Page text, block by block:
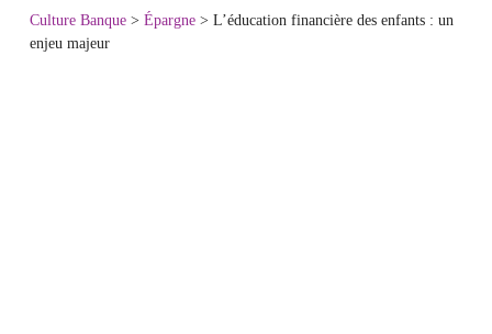
Culture Banque> Épargne> L’éducation financière des enfants : un
enjeu majeur